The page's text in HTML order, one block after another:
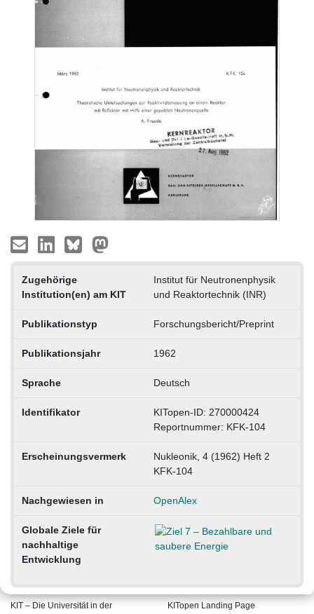
Zugehörige
Institution(en) am KIT
Institut für Neutronenphysik
und Reaktortechnik (INR)
Publikationstyp Forschungsbericht/Preprint
Publikationsjahr 1962
Sprache Deutsch
Identifikator
KITopen-ID: 270000424
Reportnummer: KFK-104
Erscheinungsvermerk
Nukleonik, 4 (1962) Heft 2
KFK-104
Nachgewiesen in OpenAlex
Globale Ziele für
nachhaltige
Entwicklung
KIT – Die Universität in der KITopen Landing Page